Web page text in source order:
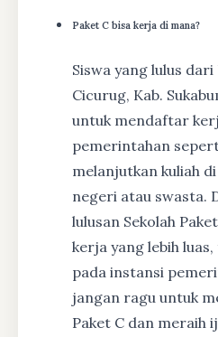
Paket C bisa kerja di mana?
Siswa yang lulus
Cicurug, Kab.
untuk mendaftar
pemerintahan
melanjutkan kuliah
negeri atau swasta.
lulusan Sekolah
kerja yang lebih
pada instansi
jangan ragu untuk
Paket C dan meraih